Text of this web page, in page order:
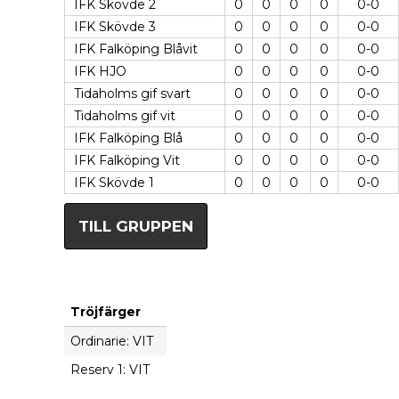
IFK Skövde 2
0 0 0 0 0-0
IFK Skövde 3
0 0 0 0 0-0
IFK Falköping Blåvit
0 0 0 0 0-0
IFK HJO
0 0 0 0 0-0
Tidaholms gif svart
0 0 0 0 0-0
Tidaholms gif vit
0 0 0 0 0-0
IFK Falköping Blå
0 0 0 0 0-0
IFK Falköping Vit
0 0 0 0 0-0
IFK Skövde 1
0 0 0 0 0-0
TILL GRUPPEN
Tröjfärger
Ordinarie: VIT
Reserv 1: VIT